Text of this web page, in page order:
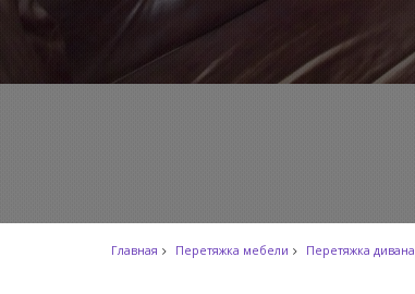
Главная Перетяжка мебели Перетяжка дивана